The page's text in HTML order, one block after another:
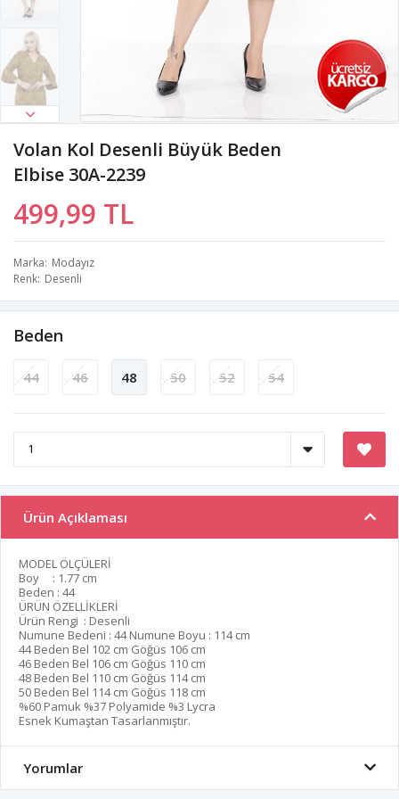
Volan Kol Desenli Büyük Beden
Elbise 30A-2239
499,99 TL
Marka Modayız
Renk Desenli
Beden
44 46 48 50 52 54
Ürün Açıklaması
MODEL ÖLÇÜLERİ
Boy : 1.77 cm
Beden : 44
ÜRÜN ÖZELLİKLERİ
Ürün Rengi : Desenli
Numune Bedeni : 44 Numune Boyu : 114 cm
44 Beden Bel 102 cm Göğüs 106 cm
46 Beden Bel 106 cm Göğüs 110 cm
48 Beden Bel 110 cm Göğüs 114 cm
50 Beden Bel 114 cm Göğüs 118 cm
%60 Pamuk %37 Polyamide %3 Lycra
Esnek Kumaştan Tasarlanmıştır.
Yorumlar